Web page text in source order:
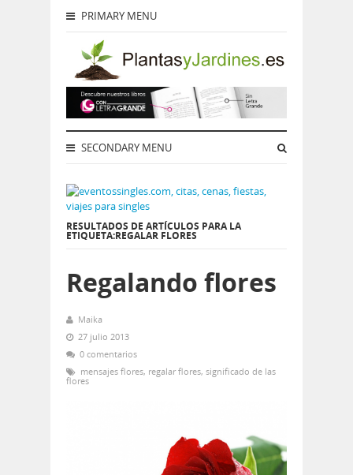
PRIMARY MENU
SECONDARY MENU
RESULTADOS DE ARTÍCULOS PARA LA
ETIQUETA:REGALAR FLORES
Regalando flores
Maika
27 julio 2013
0 comentarios
mensajes flores, regalar flores, significado de las
flores